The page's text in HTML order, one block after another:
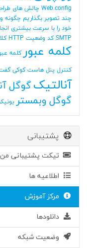
Web.config چالش های
چند تصویر بگذاریم چگونه
خود را با سرعت بیشتری
SMTP کد وضعیت HTTP
کلمه عبور کلمه
کنترل پنل هاست کوکی
آنالتیکگوگل
گوگل وبمستر
پشتیبانی
تیکت پشتیبانی من
اطلاعیه ها
مرکز آموزش
دانلودها
وضعیت شبکه